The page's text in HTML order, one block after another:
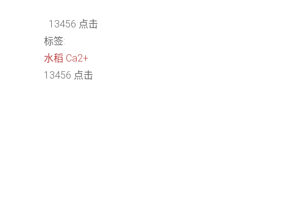
13456 点击
标签:
水稻 Ca2+
13456 点击